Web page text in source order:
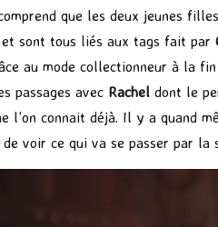
que les deux jeunes
sont tous liés aux tags fait par
au mode collectionneur à la
passages avec Rachel dont le
l’on connait déjà. Il y a quand
voir ce qui va se passer par la